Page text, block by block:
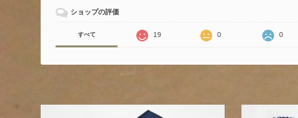
ショップの評価
すべて 19 0 0